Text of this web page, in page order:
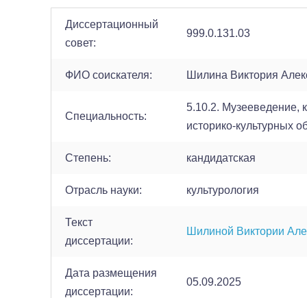
Диссертационный
совет:
999.0.131.03
ФИО соискателя: Шилина Виктория
Cпециальность:
5.10.2. Музееведение,
историко-культурных
Cтепень: кандидатская
Отрасль науки: культурология
Текст
диссертации:
Шилиной Виктории
Дата размещения
диссертации:
05.09.2025